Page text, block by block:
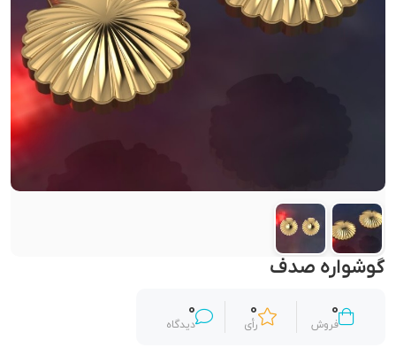
گوشواره صدف
0
فروش
0
رأی
0
دیدگاه